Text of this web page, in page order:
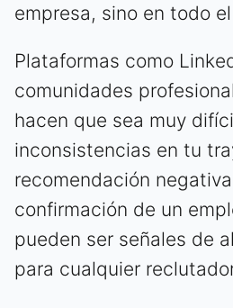
empresa, sino en todo
Plataformas como
comunidades
hacen que sea muy
inconsistencias en tu
recomendación
confirmación de un
pueden ser señales de
para cualquier